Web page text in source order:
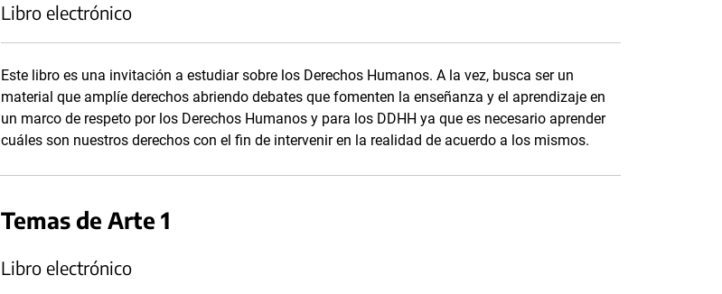
Libro electrónico
Este libro es una invitación a estudiar sobre los Derechos Humanos. A la vez, busca ser un
material que amplíe derechos abriendo debates que fomenten la enseñanza y el aprendizaje en
un marco de respeto por los Derechos Humanos y para los DDHH ya que es necesario aprender
cuáles son nuestros derechos con el fin de intervenir en la realidad de acuerdo a los mismos.
Temas de Arte 1
Libro electrónico